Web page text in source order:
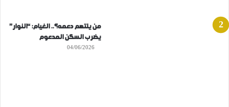
من يلتهم دعمه؟.. الغيام: “النوار”
يضرب السكن المدعوم
04/06/2026